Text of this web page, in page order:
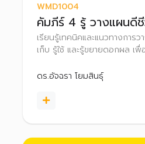
WMD1004
คัมภีร์ 4 รู้ วางแผนดี
เรียนรู้เทคนิคและแนวทางการ
เก็บ รู้ใช้ และรู้ขยายดอกผล เพื่
ดร.อัจฉรา โยมสินธุ์